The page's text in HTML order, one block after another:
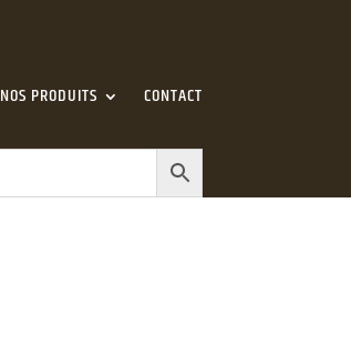
NOS PRODUITS CONTACT